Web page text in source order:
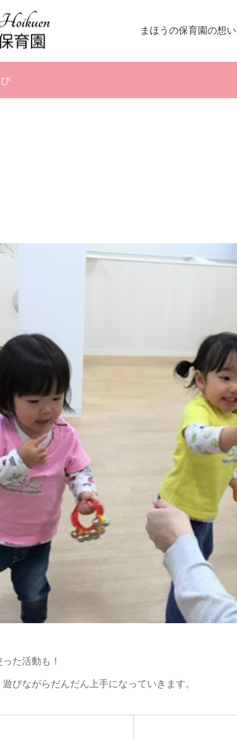
まほうの保育園の想い
た活動も！
びながらだんだん上手になっていきます。